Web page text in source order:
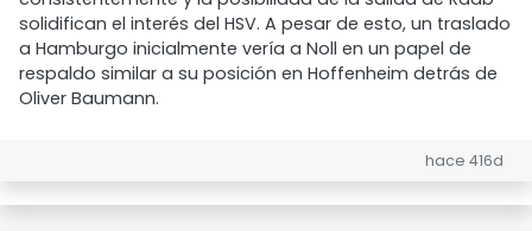
solidifican el interés del HSV. A pesar de esto, un traslado
a Hamburgo inicialmente vería a Noll en un papel de
respaldo similar a su posición en Hoffenheim detrás de
Oliver Baumann.
hace 416d